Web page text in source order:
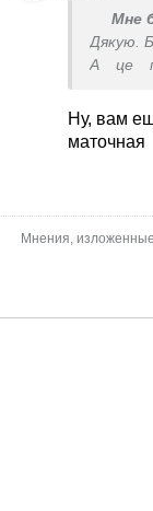
Мне
Дякую.
А це
днів
Ну, вам
маточная
Мнения,